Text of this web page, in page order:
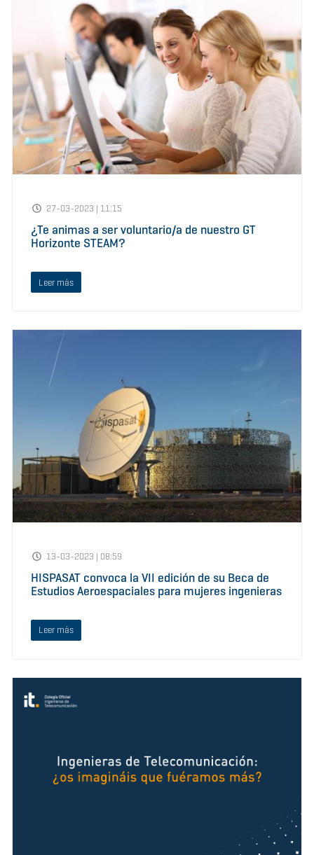
27-03-2023 | 11:15
¿Te animas a ser voluntario/a de nuestro GT
Horizonte STEAM?
Leer más
13-03-2023 | 08:59
HISPASAT convoca la VII edición de su Beca de
Estudios Aeroespaciales para mujeres ingenieras
Leer más